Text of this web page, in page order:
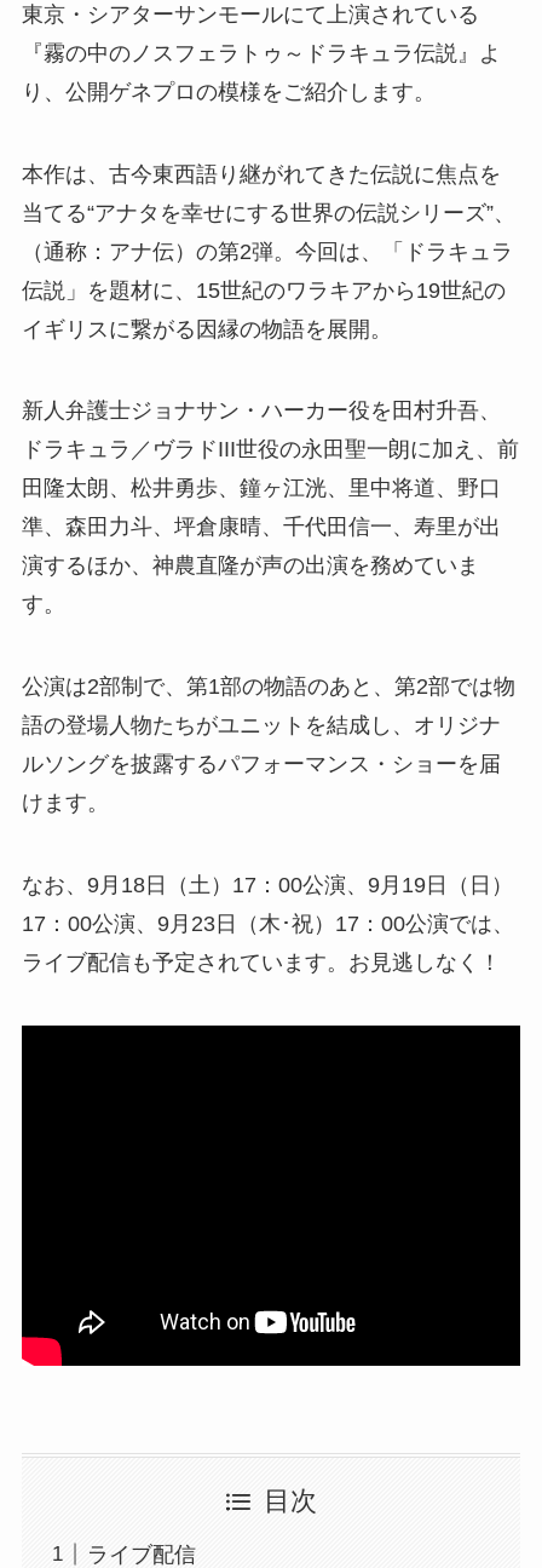
東京・シアターサンモールにて上演されている
『霧の中のノスフェラトゥ～ドラキュラ伝説』よ
り、公開ゲネプロの模様をご紹介します。
本作は、古今東西語り継がれてきた伝説に焦点を
当てる“アナタを幸せにする世界の伝説シリーズ”、
（通称：アナ伝）の第2弾。今回は、「ドラキュラ
伝説」を題材に、15世紀のワラキアから19世紀の
イギリスに繋がる因縁の物語を展開。
新人弁護士ジョナサン・ハーカー役を田村升吾、
ドラキュラ／ヴラドIII世役の永田聖一朗に加え、前
田隆太朗、松井勇歩、鐘ヶ江洸、里中将道、野口
準、森田力斗、坪倉康晴、千代田信一、寿里が出
演するほか、神農直隆が声の出演を務めていま
す。
公演は2部制で、第1部の物語のあと、第2部では物
語の登場人物たちがユニットを結成し、オリジナ
ルソングを披露するパフォーマンス・ショーを届
けます。
なお、9月18日（土）17：00公演、9月19日（日）
17：00公演、9月23日（木･祝）17：00公演では、
ライブ配信も予定されています。お見逃しなく！
目次
ライブ配信